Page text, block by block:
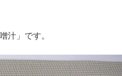
汁」です。